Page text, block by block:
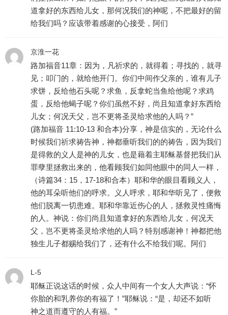
道拿好的东西给儿女，那何况我们的神呢，不把最好的留
给我们吗？应该带着感谢的心接受，阿们
京淮一花
路加福音11章：因为，凡祈求的，就得着；寻找的，就寻
见；叩门的，就给他开门。你们中间作父亲的，谁有儿子
求饼，反给他石头呢？求鱼，反拿蛇当鱼给他呢？求鸡
蛋，反给他蝎子呢？你们虽然不好，尚且知道拿好东西给
儿女；何况天父，岂不更将圣灵给求他的人吗？”
(路加福音 11:10-13 和合本)分享，神是信实的，无论什么
时候我们祈求祷告神，神都垂听我们的的祷告，因为我们
是得救的义人是神的儿女，也是藉着主耶稣基督把我们从
罪孽里拯救出来的，他看顾我们如同他眼中的同人一样，
（诗篇34：15，17-18和合本）耶和华的眼目看顾义人，
他的耳朵听他们的呼求。义人呼求，耶和华听见了，便救
他们脱离一切患难。耶和华靠近伤心的人，拯救灵性痛悔
的人。神说：你们尚且知道拿好的东西给儿女，何况天
父，岂不更将圣灵给求他的人吗？特别感谢神！神都把他
独生儿子都赐给我们了，还有什么不给我们呢。阿们
L-5
耶稣正说这话的时候，众人中间有一个女人大声说：“怀
你胎的和乳养你的有福了！”耶稣说：“是，却还不如听
神之道而遵守的人有福。”